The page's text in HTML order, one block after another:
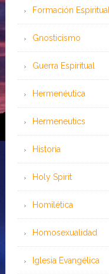
Formación Espiritual
Gnosticismo
Guerra Espiritual
Hermenéutica
Hermeneutics
Historia
Holy Spirit
Homilética
Homosexualidad
Iglesia Evangélica